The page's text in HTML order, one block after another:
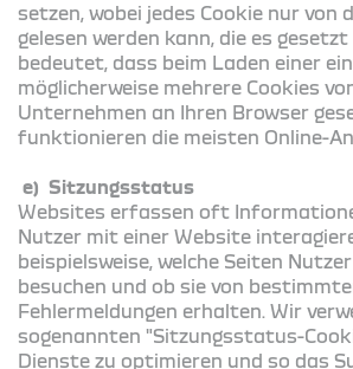
setzen, wobei jedes Cookie nur von
gelesen werden kann, die es gesetzt
bedeutet, dass beim Laden einer
möglicherweise mehrere Cookies
Unternehmen an Ihren Browser
funktionieren die meisten Online-
e) Sitzungsstatus
Websites erfassen oft
Nutzer mit einer Website
beispielsweise, welche Seiten
besuchen und ob sie von
Fehlermeldungen erhalten. Wir
sogenannten "Sitzungsstatus-
Dienste zu optimieren und so das